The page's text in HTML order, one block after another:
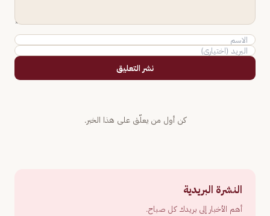
نشر التعليق
كن أول من يعلّق على هذا الخبر.
النشرة البريدية
أهم الأخبار إلى بريدك كل صباح.